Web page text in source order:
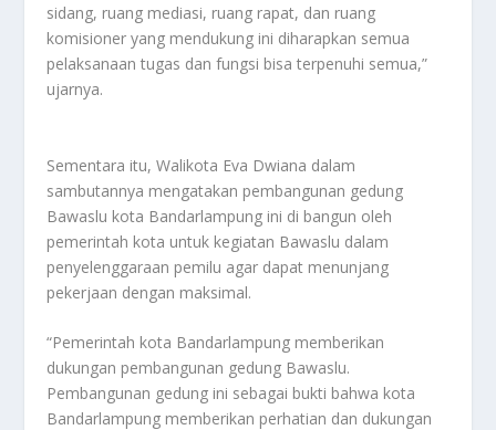
sidang, ruang mediasi, ruang rapat, dan ruang
komisioner yang mendukung ini diharapkan semua
pelaksanaan tugas dan fungsi bisa terpenuhi semua,”
ujarnya.
Sementara itu, Walikota Eva Dwiana dalam
sambutannya mengatakan pembangunan gedung
Bawaslu kota Bandarlampung ini di bangun oleh
pemerintah kota untuk kegiatan Bawaslu dalam
penyelenggaraan pemilu agar dapat menunjang
pekerjaan dengan maksimal.
“Pemerintah kota Bandarlampung memberikan
dukungan pembangunan gedung Bawaslu.
Pembangunan gedung ini sebagai bukti bahwa kota
Bandarlampung memberikan perhatian dan dukungan